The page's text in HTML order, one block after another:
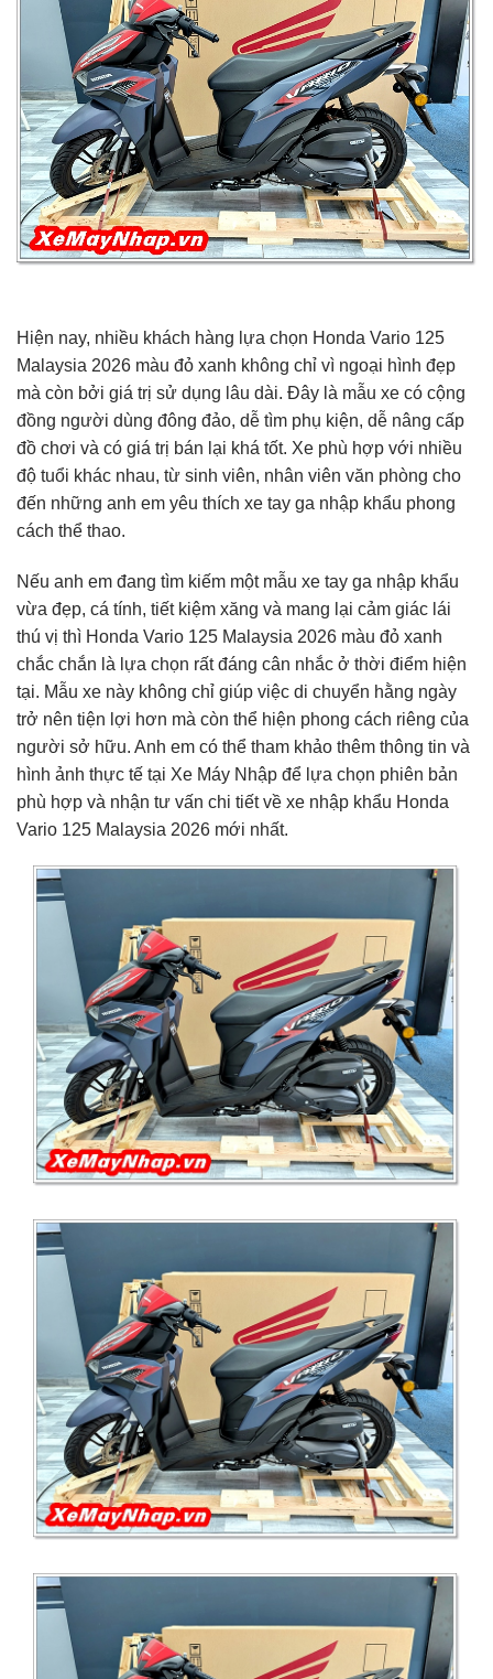
Hiện nay, nhiều khách hàng lựa chọn Honda Vario 125
Malaysia 2026 màu đỏ xanh không chỉ vì ngoại hình đẹp
mà còn bởi giá trị sử dụng lâu dài. Đây là mẫu xe có cộng
đồng người dùng đông đảo, dễ tìm phụ kiện, dễ nâng cấp
đồ chơi và có giá trị bán lại khá tốt. Xe phù hợp với nhiều
độ tuổi khác nhau, từ sinh viên, nhân viên văn phòng cho
đến những anh em yêu thích xe tay ga nhập khẩu phong
cách thể thao.
Nếu anh em đang tìm kiếm một mẫu xe tay ga nhập khẩu
vừa đẹp, cá tính, tiết kiệm xăng và mang lại cảm giác lái
thú vị thì Honda Vario 125 Malaysia 2026 màu đỏ xanh
chắc chắn là lựa chọn rất đáng cân nhắc ở thời điểm hiện
tại. Mẫu xe này không chỉ giúp việc di chuyển hằng ngày
trở nên tiện lợi hơn mà còn thể hiện phong cách riêng của
người sở hữu. Anh em có thể tham khảo thêm thông tin và
hình ảnh thực tế tại Xe Máy Nhập để lựa chọn phiên bản
phù hợp và nhận tư vấn chi tiết về xe nhập khẩu Honda
Vario 125 Malaysia 2026 mới nhất.